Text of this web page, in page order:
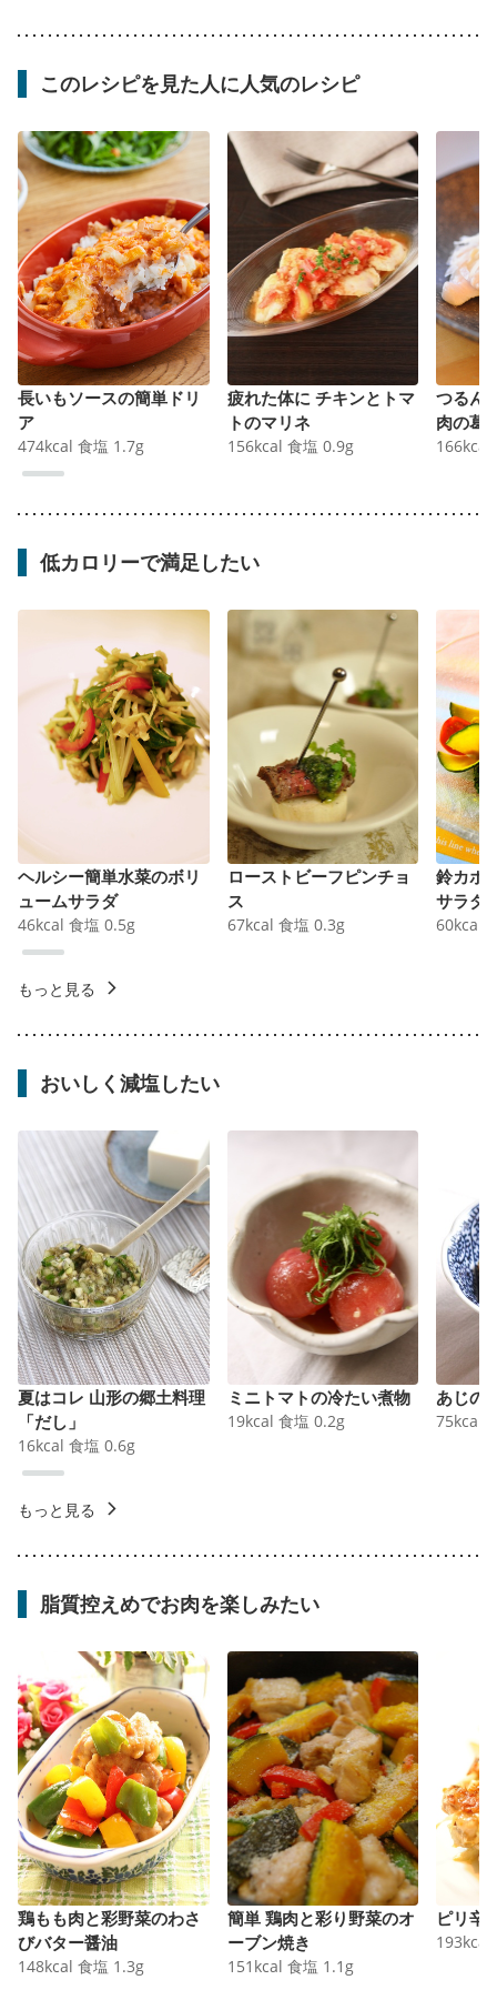
このレシピを見た人に人気のレシピ
長いもソースの簡単ドリ
ア
474kcal 食塩 1.7g
疲れた体に チキンとトマ
トのマリネ
156kcal 食塩 0.9g
つるん
肉の葛
166kcal
低カロリーで満足したい
ヘルシー簡単水菜のボリ
ュームサラダ
46kcal 食塩 0.5g
ローストビーフピンチョ
ス
67kcal 食塩 0.3g
鈴カボ
サラダ
60kcal
もっと見る
おいしく減塩したい
夏はコレ 山形の郷土料理
「だし」
16kcal 食塩 0.6g
ミニトマトの冷たい煮物
19kcal 食塩 0.2g
あじの
75kcal
もっと見る
脂質控えめでお肉を楽しみたい
鶏もも肉と彩野菜のわさ
びバター醤油
148kcal 食塩 1.3g
簡単 鶏肉と彩り野菜のオ
ーブン焼き
151 kcal 食塩 1.1 g
ピリ辛
193kcal